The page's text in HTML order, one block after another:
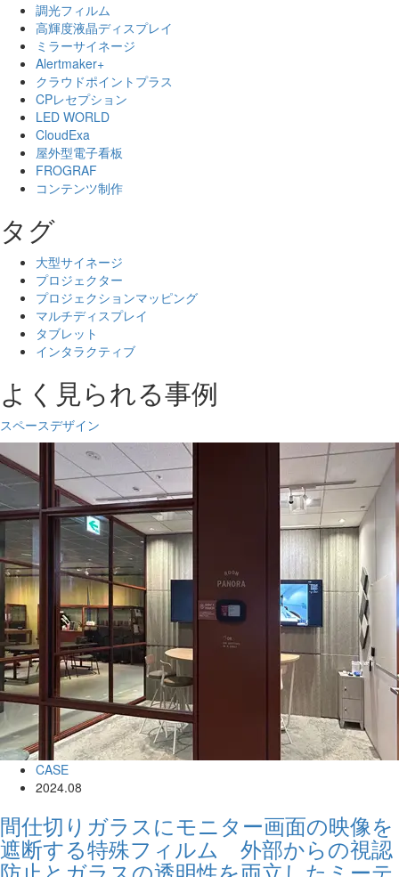
調光フィルム
高輝度液晶ディスプレイ
ミラーサイネージ
Alertmaker+
クラウドポイントプラス
CPレセプション
LED WORLD
CloudExa
屋外型電子看板
FROGRAF
コンテンツ制作
タグ
大型サイネージ
プロジェクター
プロジェクションマッピング
マルチディスプレイ
タブレット
インタラクティブ
よく見られる事例
スペースデザイン
CASE
2024.08
間仕切りガラスにモニター画面の映像を
遮断する特殊フィルム 外部からの視認